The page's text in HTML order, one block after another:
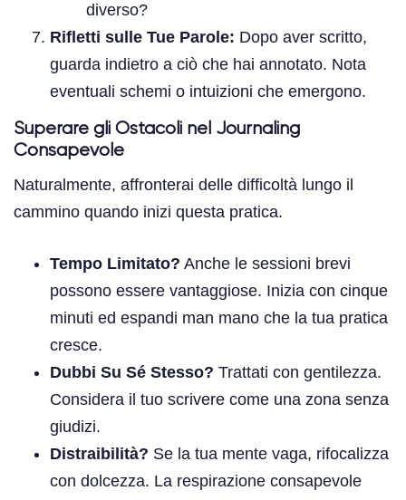
diverso?
Rifletti sulle Tue Parole: Dopo aver scritto,
guarda indietro a ciò che hai annotato. Nota
eventuali schemi o intuizioni che emergono.
Superare gli Ostacoli nel Journaling
Consapevole
Naturalmente, affronterai delle difficoltà lungo il
cammino quando inizi questa pratica.
Tempo Limitato? Anche le sessioni brevi
possono essere vantaggiose. Inizia con cinque
minuti ed espandi man mano che la tua pratica
cresce.
Dubbi Su Sé Stesso? Trattati con gentilezza.
Considera il tuo scrivere come una zona senza
giudizi.
Distraibilità? Se la tua mente vaga, rifocalizza
con dolcezza. La respirazione consapevole